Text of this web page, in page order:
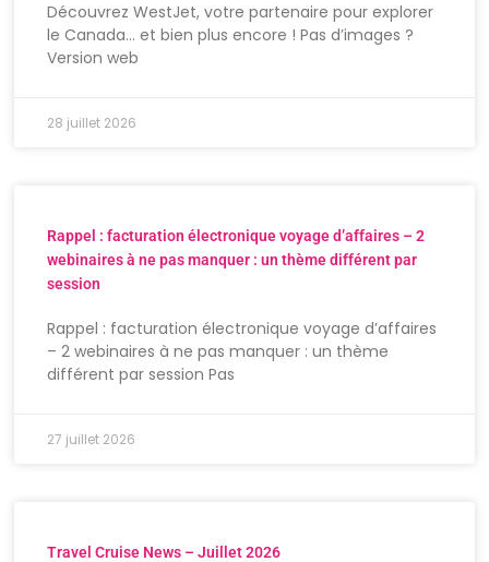
Découvrez WestJet, votre partenaire pour explorer
le Canada… et bien plus encore ! Pas d’images ?
Version web
28 juillet 2026
Rappel : facturation électronique voyage d’affaires – 2
webinaires à ne pas manquer : un thème différent par
session
Rappel : facturation électronique voyage d’affaires
– 2 webinaires à ne pas manquer : un thème
différent par session Pas
27 juillet 2026
Travel Cruise News – Juillet 2026